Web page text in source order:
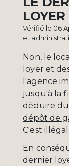
LOYER
Vérifié le 06
et
Non, le
loyer et
l'agence
jusqu'à la
déduire
dépôt de
C'est illégal.
En
dernier